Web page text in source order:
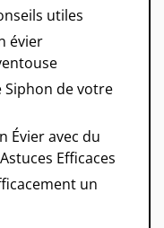
utiles
évier
Siphon de votre
Évier avec du
Efficaces
un